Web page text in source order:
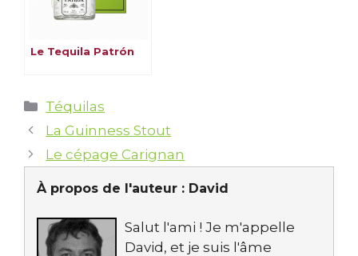
Le Tequila Patrón
Catégories
Téquilas
La Guinness Stout
Le cépage Carignan
À propos de l'auteur : David
Salut l'ami ! Je m'appelle
David, et je suis l'âme